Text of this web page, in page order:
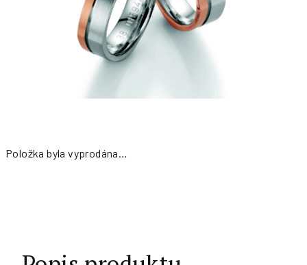
Položka byla vyprodána…